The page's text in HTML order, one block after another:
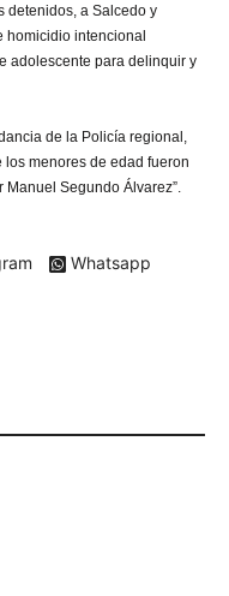
detenidos, a Salcedo y
homicidio intencional
adolescente para delinquir y
de la Policía regional,
los menores de edad fueron
Manuel Segundo Álvarez”.
Whatsapp